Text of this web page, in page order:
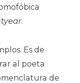
.
Es de
al poeta
de